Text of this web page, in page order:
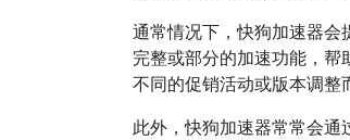
通常情况下，快狗加速器
完整或部分的加速功能，
不同的促销活动或版本调整
此外，快狗加速器常常会